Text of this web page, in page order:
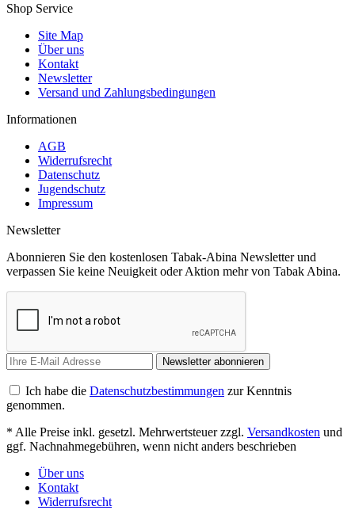
Shop Service
Site Map
Über uns
Kontakt
Newsletter
Versand und Zahlungsbedingungen
Informationen
AGB
Widerrufsrecht
Datenschutz
Jugendschutz
Impressum
Newsletter
Abonnieren Sie den kostenlosen Tabak-Abina Newsletter und
verpassen Sie keine Neuigkeit oder Aktion mehr von Tabak Abina.
Newsletter abonnieren
Ich habe die Datenschutzbestimmungen zur Kenntnis
genommen.
* Alle Preise inkl. gesetzl. Mehrwertsteuer zzgl. Versandkosten und
ggf. Nachnahmegebühren, wenn nicht anders beschrieben
Über uns
Kontakt
Widerrufsrecht